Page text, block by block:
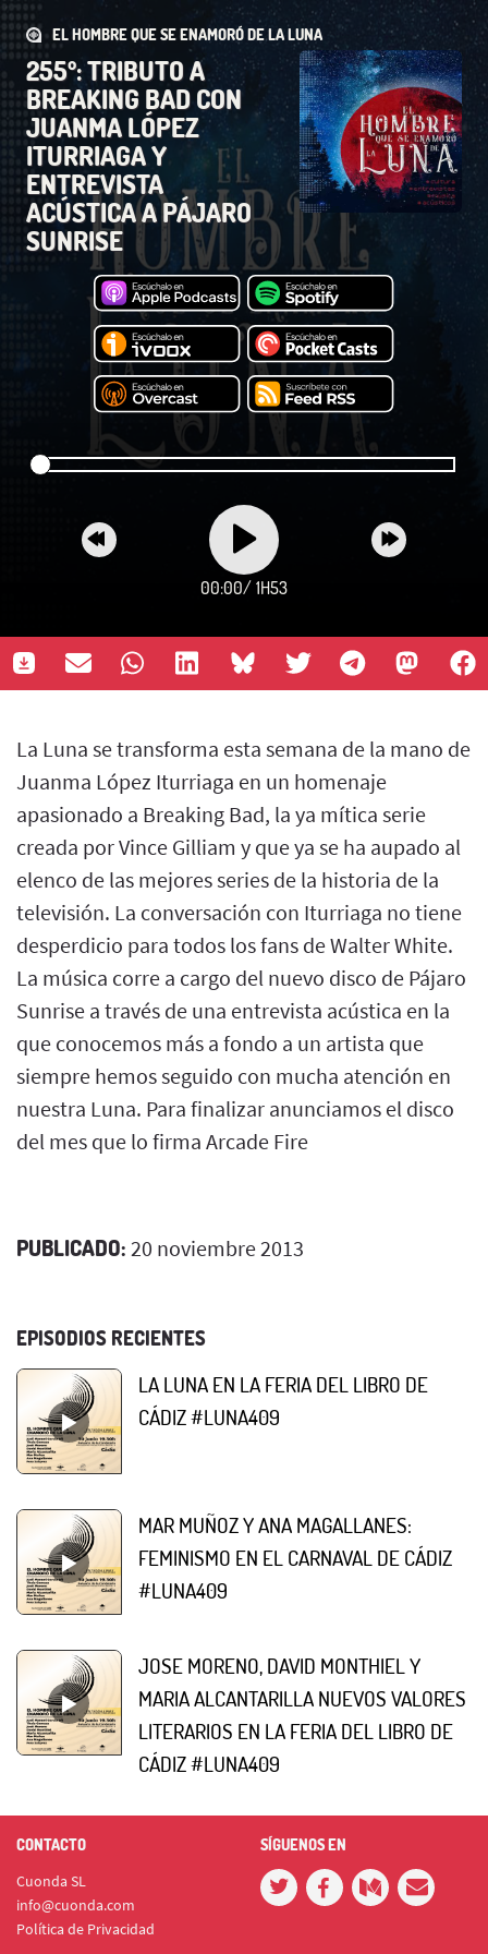
EL HOMBRE QUE SE ENAMORÓ DE LA LUNA
255º: TRIBUTO A
BREAKING BAD CON
JUANMA LÓPEZ
ITURRIAGA Y
ENTREVISTA
ACÚSTICA A PÁJARO
SUNRISE
00:00/ 1H53
La Luna se transforma esta semana de la mano de
Juanma López Iturriaga en un homenaje
apasionado a Breaking Bad, la ya mítica serie
creada por Vince Gilliam y que ya se ha aupado al
elenco de las mejores series de la historia de la
televisión. La conversación con Iturriaga no tiene
desperdicio para todos los fans de Walter White.
La música corre a cargo del nuevo disco de Pájaro
Sunrise a través de una entrevista acústica en la
que conocemos más a fondo a un artista que
siempre hemos seguido con mucha atención en
nuestra Luna. Para finalizar anunciamos el disco
del mes que lo firma Arcade Fire
PUBLICADO: 20 noviembre 2013
EPISODIOS RECIENTES
LA LUNA EN LA FERIA DEL LIBRO DE
CÁDIZ #LUNA409
MAR MUÑOZ Y ANA MAGALLANES:
FEMINISMO EN EL CARNAVAL DE CÁDIZ
#LUNA409
JOSE MORENO, DAVID MONTHIEL Y
MARIA ALCANTARILLA NUEVOS VALORES
LITERARIOS EN LA FERIA DEL LIBRO DE
CÁDIZ #LUNA409
CONTACTO
Cuonda SL
info@cuonda.com
Política de Privacidad
SÍGUENOS EN